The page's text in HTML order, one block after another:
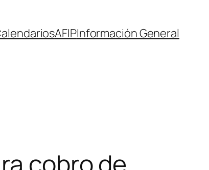
AFIPInformación General